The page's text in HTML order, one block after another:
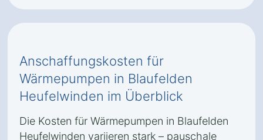
Anschaffungskosten für
Wärmepumpen in Blaufelden
Heufelwinden im Überblick
Die Kosten für Wärmepumpen in Blaufelden
Heufelwinden variieren stark – pauschale